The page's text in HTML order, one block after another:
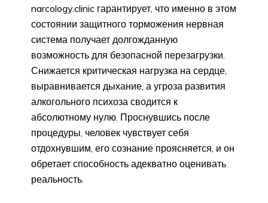
narcology.clinic гарантирует, что именно в этом
состоянии защитного торможения нервная
система получает долгожданную
возможность для безопасной перезагрузки.
Снижается критическая нагрузка на сердце,
выравнивается дыхание, а угроза развития
алкогольного психоза сводится к
абсолютному нулю. Проснувшись после
процедуры, человек чувствует себя
отдохнувшим, его сознание проясняется, и он
обретает способность адекватно оценивать
реальность.